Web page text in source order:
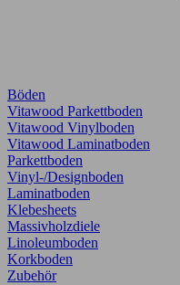
Böden
Vitawood Parkettboden
Vitawood Vinylboden
Vitawood Laminatboden
Parkettboden
Vinyl-/Designboden
Laminatboden
Klebesheets
Massivholzdiele
Linoleumboden
Korkboden
Zubehör